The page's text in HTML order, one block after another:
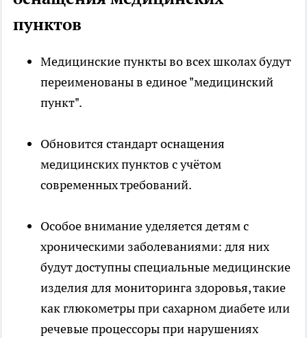
пунктов
Медицинские пункты во всех школах будут
переименованы в единое "медицинский
пункт".
Обновится стандарт оснащения
медицинских пунктов с учётом
современных требований.
Особое внимание уделяется детям с
хроническими заболеваниями: для них
будут доступны специальные медицинские
изделия для мониторинга здоровья, такие
как глюкометры при сахарном диабете или
речевые процессоры при нарушениях